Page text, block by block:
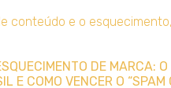
DE MARCA:
E COMO VENCER O “SPAM